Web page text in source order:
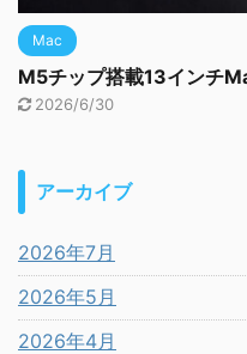
Mac
M5チップ搭載13インチ
2026/6/30
アーカイブ
2026年7月
2026年5月
2026年4月